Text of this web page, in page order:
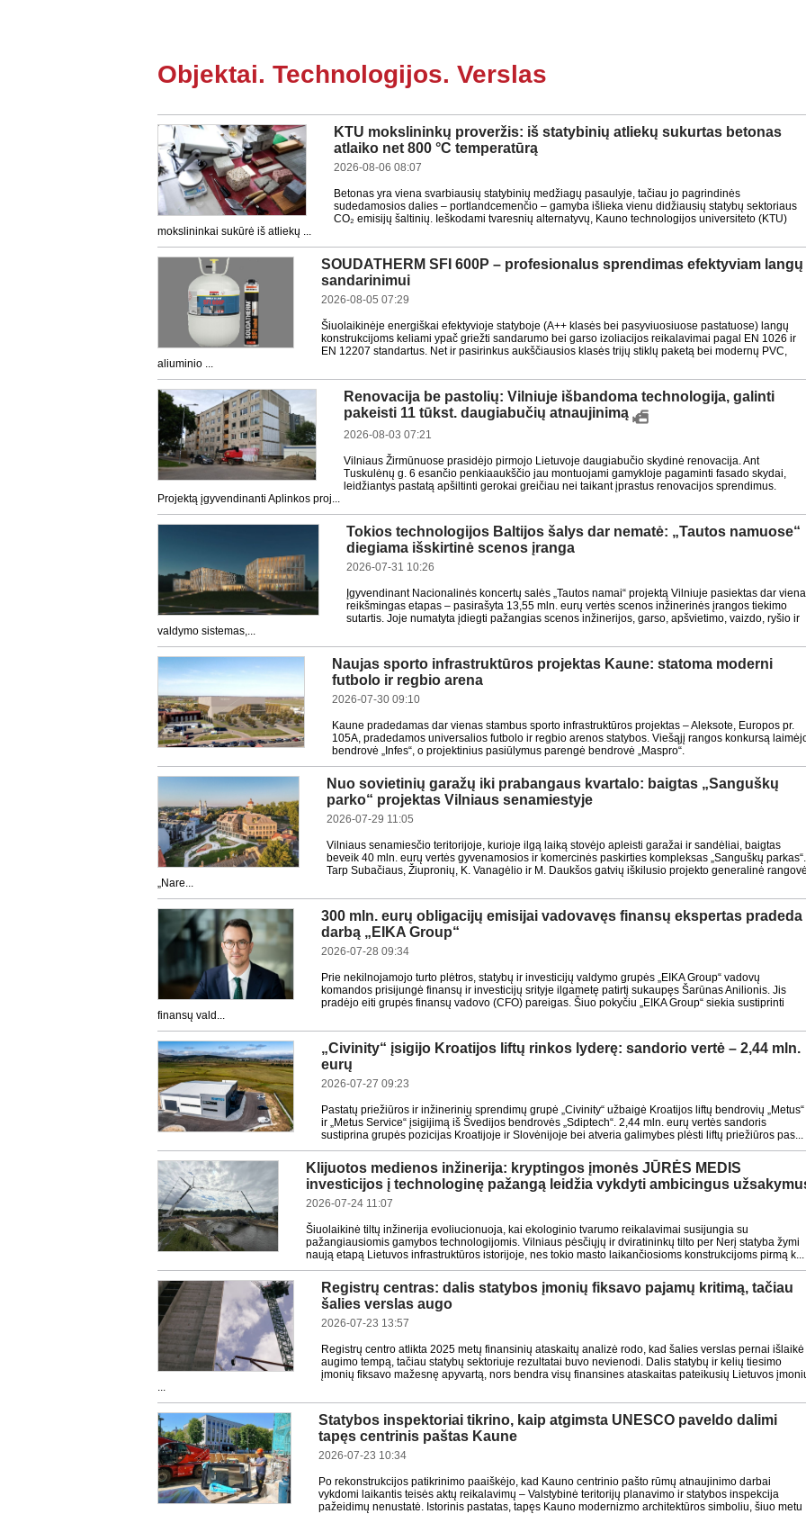
Objektai. Technologijos. Verslas
KTU mokslininkų proveržis: iš statybinių atliekų sukurtas betonas
atlaiko net 800 °C temperatūrą
2026-08-06 08:07
Betonas yra viena svarbiausių statybinių medžiagų pasaulyje, tačiau jo pagrindinės
sudedamosios dalies – portlandcemenčio – gamyba išlieka vienu didžiausių statybų sektoriaus
CO₂ emisijų šaltinių. Ieškodami tvaresnių alternatyvų, Kauno technologijos universiteto (KTU)
mokslininkai sukūrė iš atliekų ...
SOUDATHERM SFI 600P – profesionalus sprendimas efektyviam langų
sandarinimui
2026-08-05 07:29
Šiuolaikinėje energiškai efektyvioje statyboje (A++ klasės bei pasyviuosiuose pastatuose) langų
konstrukcijoms keliami ypač griežti sandarumo bei garso izoliacijos reikalavimai pagal EN 1026 ir
EN 12207 standartus. Net ir pasirinkus aukščiausios klasės trijų stiklų paketą bei modernų PVC,
aliuminio ...
Renovacija be pastolių: Vilniuje išbandoma technologija, galinti
pakeisti 11 tūkst. daugiabučių atnaujinimą
2026-08-03 07:21
Vilniaus Žirmūnuose prasidėjo pirmojo Lietuvoje daugiabučio skydinė renovacija. Ant
Tuskulėnų g. 6 esančio penkiaaukščio jau montuojami gamykloje pagaminti fasado skydai,
leidžiantys pastatą apšiltinti gerokai greičiau nei taikant įprastus renovacijos sprendimus.
Projektą įgyvendinanti Aplinkos proj...
Tokios technologijos Baltijos šalys dar nematė: „Tautos namuose“
diegiama išskirtinė scenos įranga
2026-07-31 10:26
Įgyvendinant Nacionalinės koncertų salės „Tautos namai“ projektą Vilniuje pasiektas dar
reikšmingas etapas – pasirašyta 13,55 mln. eurų vertės scenos inžinerinės įrangos tiekimo
sutartis. Joje numatyta įdiegti pažangias scenos inžinerijos, garso, apšvietimo, vaizdo, ryšio ir
valdymo sistemas,...
Naujas sporto infrastruktūros projektas Kaune: statoma moderni
futbolo ir regbio arena
2026-07-30 09:10
Kaune pradedamas dar vienas stambus sporto infrastruktūros projektas – Aleksote, Europos pr.
105A, pradedamos universalios futbolo ir regbio arenos statybos. Viešąjį rangos konkursą
bendrovė „Infes“, o projektinius pasiūlymus parengė bendrovė „Maspro“.
Nuo sovietinių garažų iki prabangaus kvartalo: baigtas „Sanguškų
parko“ projektas Vilniaus senamiestyje
2026-07-29 11:05
Vilniaus senamiesčio teritorijoje, kurioje ilgą laiką stovėjo apleisti garažai ir sandėliai, baigtas
beveik 40 mln. eurų vertės gyvenamosios ir komercinės paskirties kompleksas „Sanguškų parkas“.
Tarp Subačiaus, Žiupronių, K. Vanagėlio ir M. Daukšos gatvių iškilusio projekto generalinė
„Nare...
300 mln. eurų obligacijų emisijai vadovavęs finansų ekspertas pradeda
darbą „EIKA Group“
2026-07-28 09:34
Prie nekilnojamojo turto plėtros, statybų ir investicijų valdymo grupės „EIKA Group“ vadovų
komandos prisijungė finansų ir investicijų srityje ilgametę patirtį sukaupęs Šarūnas Anilionis. Jis
pradėjo eiti grupės finansų vadovo (CFO) pareigas. Šiuo pokyčiu „EIKA Group“ siekia sustiprinti
finansų vald...
„Civinity“ įsigijo Kroatijos liftų rinkos lyderę: sandorio vertė – 2,44 mln.
eurų
2026-07-27 09:23
Pastatų priežiūros ir inžinerinių sprendimų grupė „Civinity“ užbaigė Kroatijos liftų bendrovių „Metus“
ir „Metus Service“ įsigijimą iš Švedijos bendrovės „Sdiptech“. 2,44 mln. eurų vertės sandoris
sustiprina grupės pozicijas Kroatijoje ir Slovėnijoje bei atveria galimybes plėsti liftų priežiūros pas...
Klijuotos medienos inžinerija: kryptingos įmonės JŪRĖS MEDIS
investicijos į technologinę pažangą leidžia vykdyti ambicingus
2026-07-24 11:07
Šiuolaikinė tiltų inžinerija evoliucionuoja, kai ekologinio tvarumo reikalavimai susijungia su
pažangiausiomis gamybos technologijomis. Vilniaus pėsčiųjų ir dviratininkų tilto per Nerį statyba žymi
naują etapą Lietuvos infrastruktūros istorijoje, nes tokio masto laikančiosioms konstrukcijoms pirmą k...
Registrų centras: dalis statybos įmonių fiksavo pajamų kritimą, tačiau
šalies verslas augo
2026-07-23 13:57
Registrų centro atlikta 2025 metų finansinių ataskaitų analizė rodo, kad šalies verslas pernai išlaikė
augimo tempą, tačiau statybų sektoriuje rezultatai buvo nevienodi. Dalis statybų ir kelių tiesimo
įmonių fiksavo mažesnę apyvartą, nors bendra visų finansines ataskaitas pateikusių Lietuvos
...
Statybos inspektoriai tikrino, kaip atgimsta UNESCO paveldo dalimi
tapęs centrinis paštas Kaune
2026-07-23 10:34
Po rekonstrukcijos patikrinimo paaiškėjo, kad Kauno centrinio pašto rūmų atnaujinimo darbai
vykdomi laikantis teisės aktų reikalavimų – Valstybinė teritorijų planavimo ir statybos inspekcija
pažeidimų nenustatė. Istorinis pastatas, tapęs Kauno modernizmo architektūros simboliu, šiuo metu